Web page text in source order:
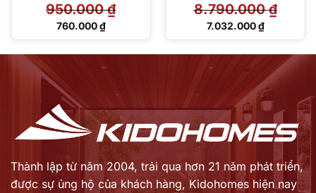
950.000₫
Giá
760.000₫
Giá
8.790.000₫
Giá
8.790.000 ₫.
7.032.000₫
Giá
7.032.000 ₫.
Thành lập từ năm 2004, trải qua hơn 21 năm phát triển,
được sự ủng hộ của khách hàng, Kidohomes hiện nay